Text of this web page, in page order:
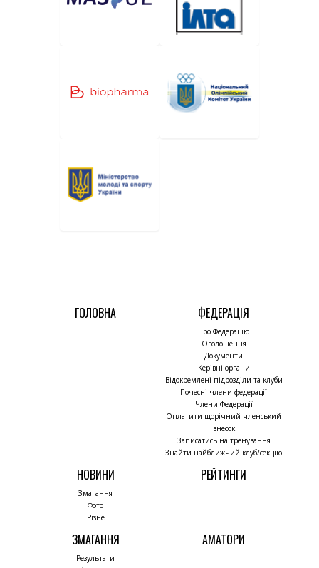
ГОЛОВНА ФЕДЕРАЦІЯ
Про Федерацію
Оголошення
Документи
Керівні органи
Відокремлені підрозділи та клуби
Почесні члени федерації
Члени Федерації
Оплатити щорічний членський
внесок
Записатись на тренування
Знайти найближчий клуб/секцію
НОВИНИ
Змагання
Фото
Різне
РЕЙТИНГИ
ЗМАГАННЯ
Результати
АМАТОРИ